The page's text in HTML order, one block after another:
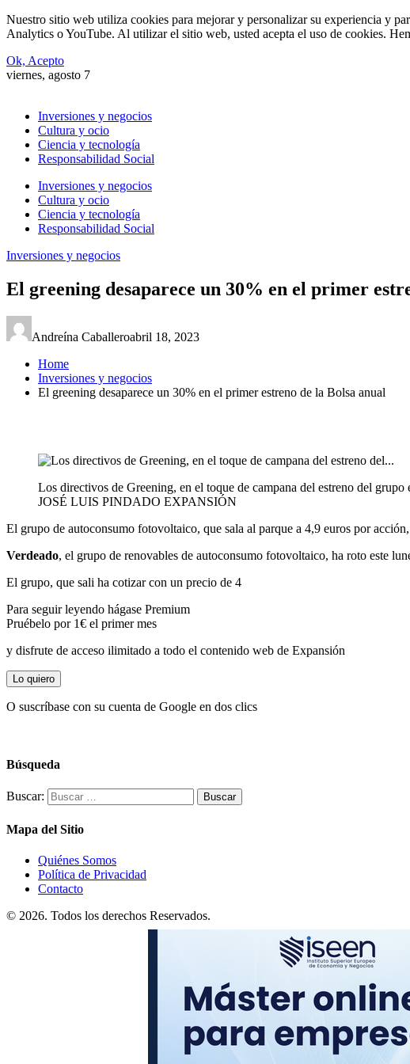
Nuestro sitio web utiliza cookies para mejorar y personalizar su experiencia y
Analytics o YouTube. Al utilizar el sitio web, usted acepta el uso de cookies.
Ok, Acepto
viernes, agosto 7
Inversiones y negocios
Cultura y ocio
Ciencia y tecnología
Responsabilidad Social
Inversiones y negocios
Cultura y ocio
Ciencia y tecnología
Responsabilidad Social
Inversiones y negocios
El greening desaparece un 30% en el primer
Andreína Caballeroabril 18, 2023
Home
Inversiones y negocios
El greening desaparece un 30% en el primer estreno de la Bolsa anual
Los directivos de Greening, en el toque de campana del estreno del
JOSÉ LUIS PINDADO EXPANSIÓN
El grupo de autoconsumo fotovoltaico, que sala al parque a 4,9 euros por
Verdeado, el grupo de renovables de autoconsumo fotovoltaico, ha roto este
El grupo, que sali ha cotizar con un precio de 4
Para seguir leyendo hágase Premium
Pruébelo por 1€ el primer mes
y disfrute de acceso ilimitado a todo el contenido web de Expansión
Lo quiero
O suscríbase con su cuenta de Google en dos clics
Búsqueda
Buscar:
Mapa del Sitio
Quiénes Somos
Política de Privacidad
Contacto
© 2026. Todos los derechos Reservados.